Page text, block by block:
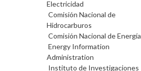
Electricidad
Comisión Nacional de
Hidrocarburos
Comisión Nacional de Energía
Energy Information
Administration
Instituto de Investigaciones